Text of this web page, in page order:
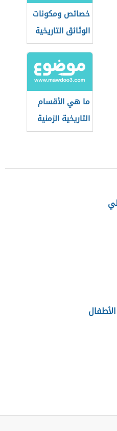
خصائص ومكونات
الوثائق التاريخية
ما هي الأقسام
التاريخية الزمنية
للعصر الحديث؟